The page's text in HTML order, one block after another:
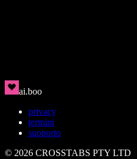
ai.boo
privacy
termini
supporto
© 2026 CROSSTABS PTY LTD